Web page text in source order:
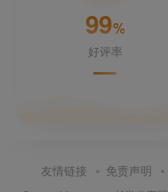
99%
好评率
友情链接 免责声明